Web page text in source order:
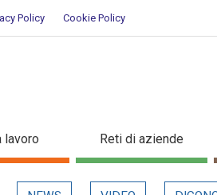
Policy Cookie Policy
lavoro Reti di aziende